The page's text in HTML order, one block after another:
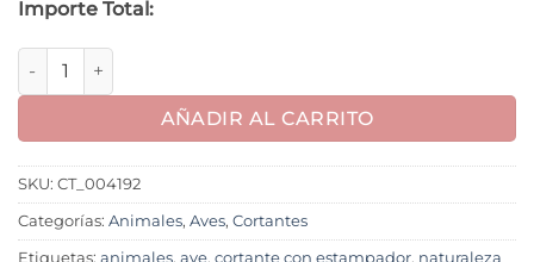
Importe Total:
Búho M1 cantidad
AÑADIR AL CARRITO
SKU: CT_004192
Categorías: Animales, Aves, Cortantes
Etiquetas: animales, ave, cortante con estampador, naturaleza